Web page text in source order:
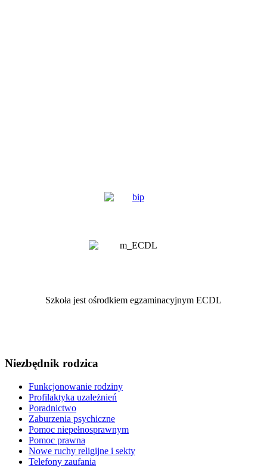
Szkoła jest ośrodkiem egzaminacyjnym ECDL
Niezbędnik rodzica
Funkcjonowanie rodziny
Profilaktyka uzależnień
Poradnictwo
Zaburzenia psychiczne
Pomoc niepełnosprawnym
Pomoc prawna
Nowe ruchy religijne i sekty
Telefony zaufania